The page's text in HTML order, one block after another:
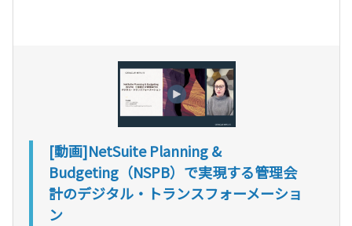
[動画]NetSuite Planning &
Budgeting（NSPB）で実現する管理会
計のデジタル・トランスフォーメーショ
ン